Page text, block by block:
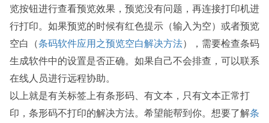
览按钮进行查看预览效果，预览没有问题，再连接打印机进
行打印。如果预览的时候有红色提示（输入为空）或者预览
空白（条码软件应用之预览空白解决方法），需要检查条码
生成软件中的设置是否正确。如果自己不会排查，可以联系
在线人员进行远程协助。
以上就是有关标签上有条形码、有文本，只有文本正常打
印，条形码不打印的解决方法。希望能帮到你。想要了解条